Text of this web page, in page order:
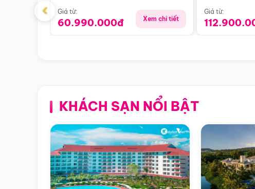
Giá từ:
60.990.000đ Xem chi tiết
Giá từ:
‹
KHÁCH SẠN NỔI BẬT